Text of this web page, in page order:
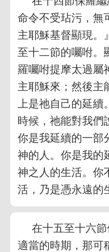
命令不受玷污，無
主耶穌基督顯現。
至十二節的囑咐。
羅囑咐提摩太過屬
主耶穌來；然後主
上是祂自己的延
時候，祂能對我們
你是我延續的一部
神的人。你是我的
神之人的生活。你
活，乃是憑永遠的
在十五至十六
適當的時期，那可